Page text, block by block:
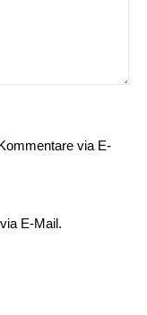
via E-
E-Mail.